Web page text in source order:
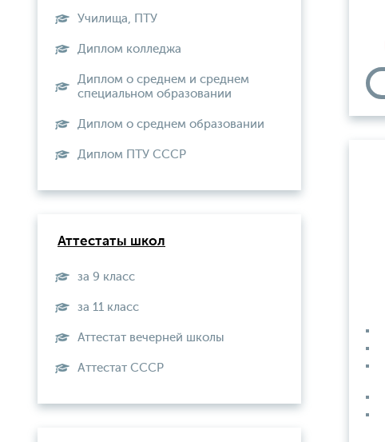
Училища, ПТУ
Диплом колледжа
Диплом о среднем и среднем
специальном образовании
Диплом о среднем образовании
Диплом ПТУ СССР
Аттестаты школ
за 9 класс
за 11 класс
Аттестат вечерней школы
Aттестат СССР